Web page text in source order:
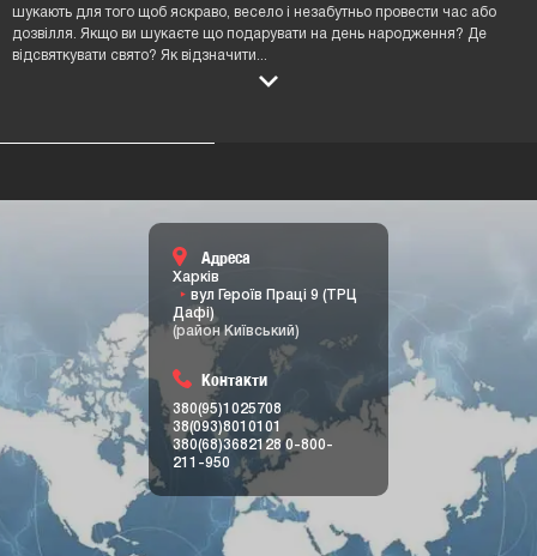
шукають для того щоб яскраво, весело і незабутньо провести час або
дозвілля. Якщо ви шукаєте що подарувати на день народження? Де
відсвяткувати свято? Як відзначити
Адреса
Харків
вул Героїв Праці 9 (ТРЦ
Дафі)
(район Київський)
Контакти
380(95)1025708
38(093)8010101
380(68)3682128 0-800-
211-950